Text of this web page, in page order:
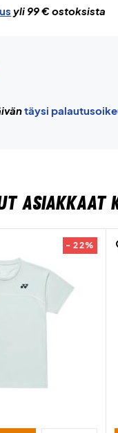
yli 99 € ostoksista
täysi
ASIAKKAAT
- 22%